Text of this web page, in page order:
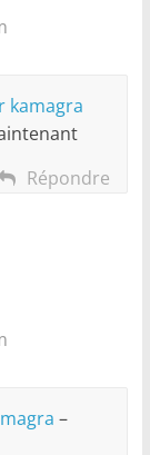
kamagra
Répondre
–